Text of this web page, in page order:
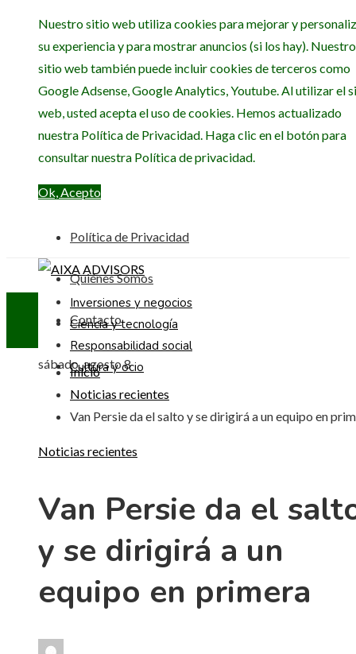
Nuestro sitio web utiliza cookies para mejorar y
su experiencia y para mostrar anuncios (si los hay). Nuestro
sitio web también puede incluir cookies de terceros como
Google Adsense, Google Analytics, Youtube. Al utilizar el
web, usted acepta el uso de cookies. Hemos actualizado
nuestra Política de Privacidad. Haga clic en el botón para
consultar nuestra Política de privacidad.
Ok, Acepto
Política de Privacidad
Quiénes Somos
Contacto
sábado, agosto 8
Inversiones y negocios
Ciencia y tecnología
Responsabilidad social
Cultura y ocio
Inicio
Noticias recientes
Van Persie da el salto y se dirigirá a un equipo en
Noticias recientes
Van Persie da el
y se dirigirá a un
equipo en primera